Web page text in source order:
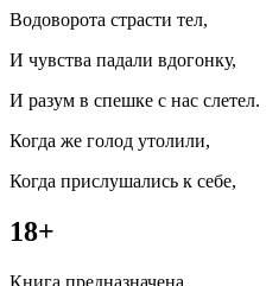
Водоворота страсти тел,
И чувства падали вдогонку,
И разум в спешке с нас слетел.
Когда же голод утолили,
Когда прислушались к себе,
18+
Книга предназначена